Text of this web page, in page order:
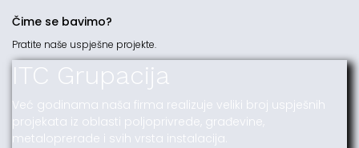
Čime se bavimo?
Pratite naše uspješne projekte.
ITC Grupacija
Već godinama naša firma realizuje veliki broj uspješnih
projekata iz oblasti poljoprivrede, građevine,
metaloprerade i svih vrsta instalacija.